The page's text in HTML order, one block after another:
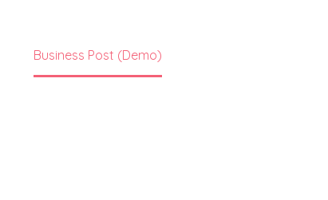
Business Post (Demo)